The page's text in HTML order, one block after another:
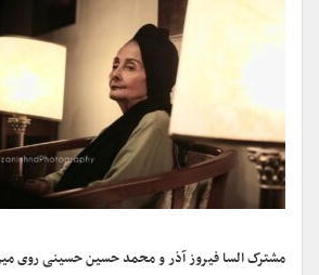
مشترک السا فیروز آذر و محمد حسین حسینی روی